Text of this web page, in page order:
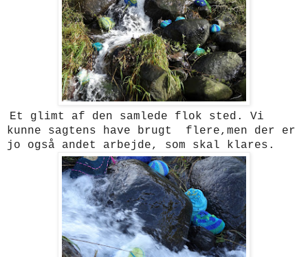
Et glimt af den samlede flok sted. Vi
kunne sagtens have brugt flere,men der er
jo også andet arbejde, som skal klares.